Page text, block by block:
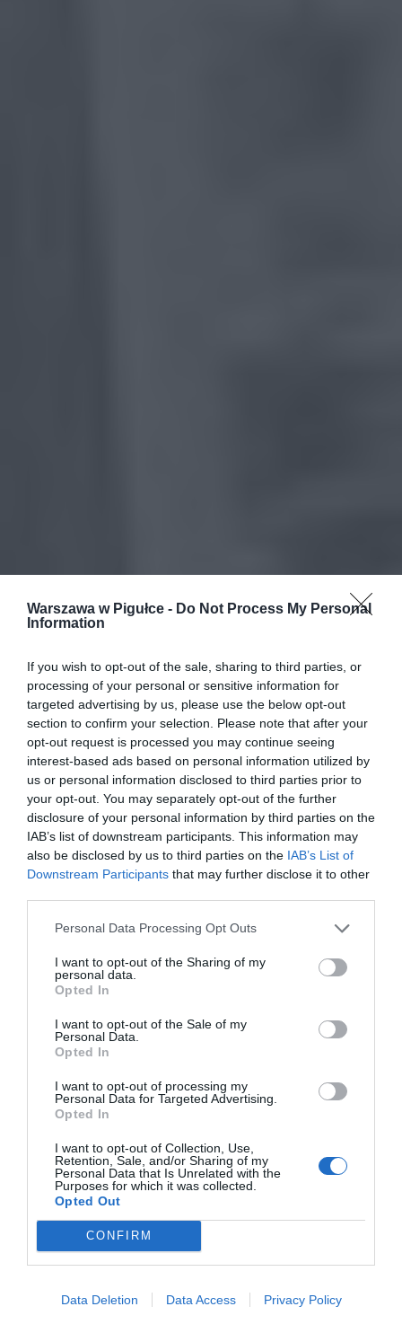
Warszawa w Pigułce - Do Not Process My Personal
Information
If you wish to opt-out of the sale, sharing to third parties, or
processing of your personal or sensitive information for
targeted advertising by us, please use the below opt-out
section to confirm your selection. Please note that after your
opt-out request is processed you may continue seeing
interest-based ads based on personal information utilized by
us or personal information disclosed to third parties prior to
your opt-out. You may separately opt-out of the further
disclosure of your personal information by third parties on the
IAB’s list of downstream participants. This information may
also be disclosed by us to third parties on the IAB’s List of
Downstream Participants that may further disclose it to other
Personal Data Processing Opt Outs
I want to opt-out of the Sharing of my
personal data.
Opted In
I want to opt-out of the Sale of my
Personal Data.
Opted In
I want to opt-out of processing my
Personal Data for Targeted Advertising.
Opted In
I want to opt-out of Collection, Use,
Retention, Sale, and/or Sharing of my
Personal Data that Is Unrelated with the
Purposes for which it was collected.
Opted Out
CONFIRM
Data Deletion Data Access Privacy Policy